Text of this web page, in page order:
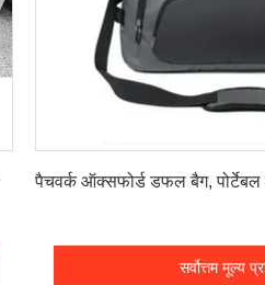
पैचवर्क ऑक्सफोर्ड डफल बैग,
सर्वोत्तम मूल्य